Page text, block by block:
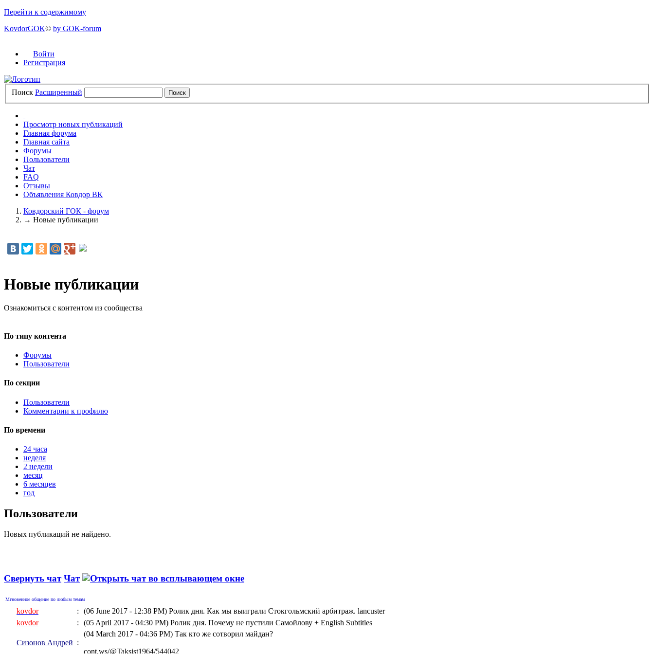
Перейти к содержимому
KovdorGOK© by GOK-forum
Войти
Регистрация
Поиск Расширенный
Просмотр новых публикаций
Главная форума
Главная сайта
Форумы
Пользователи
Чат
FAQ
Отзывы
Объявления Ковдор ВК
Ковдорский ГОК - форум
→ Новые публикации
Новые публикации
Ознакомиться с контентом из сообщества
По типу контента
Форумы
Пользователи
По секции
Пользователи
Комментарии к профилю
По времени
24 часа
неделя
2 недели
месяц
6 месяцев
год
Пользователи
Новых публикаций не найдено.
Свернуть чат Чат
Мгновенное общение по любым темам
kovdor : (06 June 2017 - 12:38 PM) Ролик дня. Как мы выиграли Стокгольмский арбитраж. lancuster
kovdor
: (05 April 2017 - 04:30 PM) Ролик дня. Почему не пустили Самойлову + English Subtitles
Сизонов Андрей :
(04 March 2017 - 04:36 PM) Так кто же сотворил майдан?
cont.ws/@Taksist1964/544042